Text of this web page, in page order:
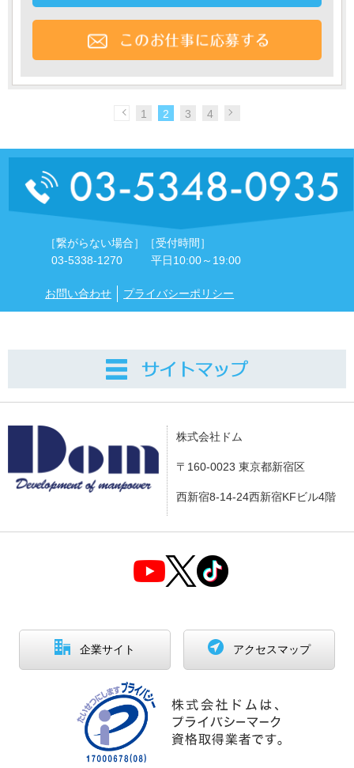
1 2 3 4
［繋がらない場合］
03-5338-1270
［受付時間］
平日10:00～19:00
お問い合わせ プライバシーポリシー
株式会社ドム
〒160-0023 東京都新宿区
西新宿8-14-24西新宿KFビル4階
企業サイト アクセスマップ